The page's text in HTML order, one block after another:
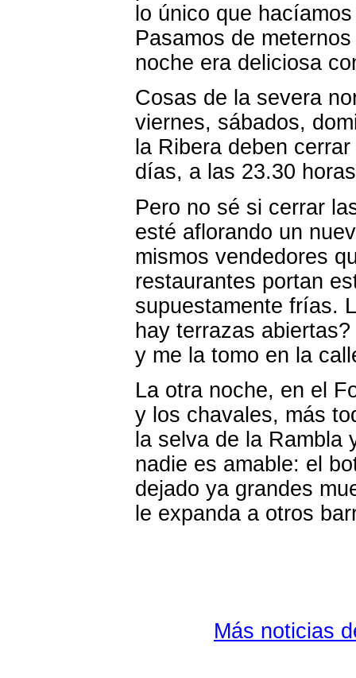
lo único que
Pasamos de
noche era deliciosa
Cosas de la severa
viernes, sábados,
la Ribera deben
días, a las 23.30
Pero no sé si cerrar
esté aflorando un
mismos vendedores
restaurantes portan
supuestamente frías.
hay terrazas
y me la tomo en la
La otra noche, en el
y los chavales, más
la selva de la Rambla
nadie es amable: el
dejado ya grandes
le expanda a otros
Más noticias